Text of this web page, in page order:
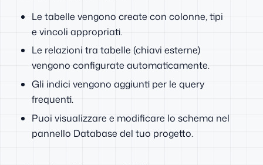
Le tabelle vengono create con colonne, tipi
e vincoli appropriati.
Le relazioni tra tabelle (chiavi esterne)
vengono configurate automaticamente.
Gli indici vengono aggiunti per le query
frequenti.
Puoi visualizzare e modificare lo schema nel
pannello Database del tuo progetto.